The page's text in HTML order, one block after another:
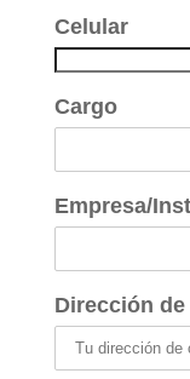
Celular
Cargo
Empresa/
Dirección